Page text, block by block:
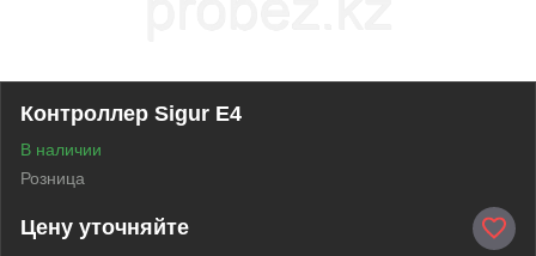
Контроллер Sigur E4
В наличии
Розница
Цену уточняйте